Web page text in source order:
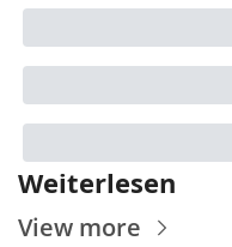
Weiterlesen
View more